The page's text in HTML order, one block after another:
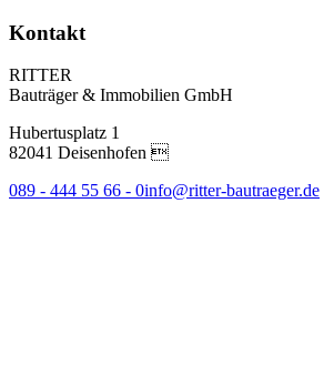
Kontakt
RITTER
Bauträger & Immobilien GmbH
Hubertusplatz 1
82041 Deisenhofen 
089 - 444 55 66 - 0info@ritter-bautraeger.de